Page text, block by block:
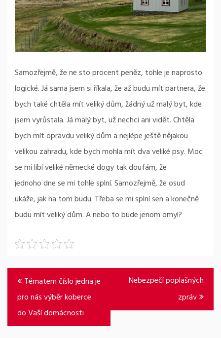
Samozřejmě, že ne sto procent peněz, tohle je naprosto
logické. Já sama jsem si říkala, že až budu mít partnera, že
bych také chtěla mít veliký dům, žádný už malý byt, kde
jsem vyrůstala. Já malý byt, už nechci ani vidět. Chtěla
bych mít opravdu veliký dům a nejlépe ještě nějakou
velikou zahradu, kde bych mohla mít dva veliké psy. Moc
se mi líbí veliké německé dogy tak doufám, že
jednoho dne se mi tohle splní. Samozřejmě, že osud
ukáže, jak na tom budu. Třeba se mi splní sen a konečně
budu mít veliký dům. A nebo to bude jenom omyl?
Navigace
pro
příspěvek
Tématem číslo jedna je
pro nás výběr koberce
do Vaší domácnosti
Nebezpečí poplašných
zpráv